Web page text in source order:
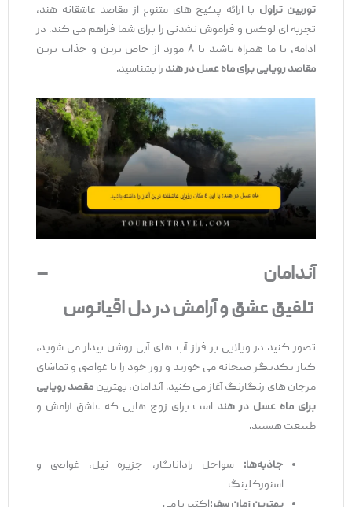
توربین تراولبا ارائه پکیج ‌های متنوع از مقاصد عاشقانه هند،
تجربه ‌ای لوکس و فراموش ‌نشدنی را برای شما فراهم می‌ کند. در
ادامه، با ما همراه باشید تا ۸ مورد از خاص ‌ترین و جذاب ‌ترین
مقاصد رویایی برای ماه عسل در هندرا بشناسید.
آندامان
–
تلفیقعشقو آرامشدردلاقیانوس
تصور کنید در ویلایی بر فراز آب‌ های آبی روشن بیدار می‌ شوید،
کنار یکدیگر صبحانه می ‌خورید و روز خود را با غواصی و تماشای
مرجان ‌های رنگارنگ آغاز می ‌کنید. آندامان، بهترینمقصد رویایی
برای ماه عسل در هنداست برای زوج ‌هایی که عاشق آرامش و
طبیعت هستند.
جاذبه‌ها:سواحل راداناگار، جزیره نیل، غواصی و
اسنورکلینگ